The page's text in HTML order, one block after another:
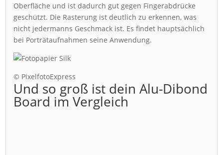
Oberfläche und ist dadurch gut gegen Fingerabdrücke
geschützt. Die Rasterung ist deutlich zu erkennen, was
nicht jedermanns Geschmack ist. Es findet hauptsächlich
bei Porträtaufnahmen seine Anwendung.
© PixelfotoExpress
Und so groß ist dein Alu-Dibond
Board im Vergleich